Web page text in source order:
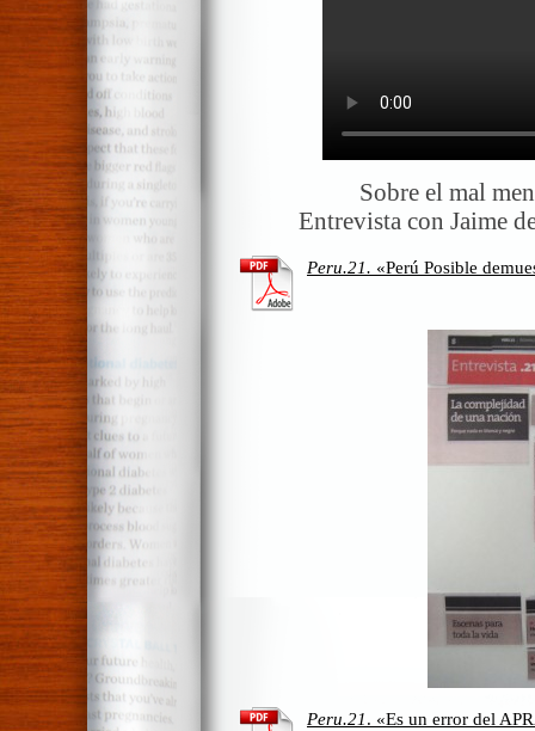
Sobre el mal
Entrevista con Jaime
Peru.21. «Perú Posible
Peru.21. «Es un error del